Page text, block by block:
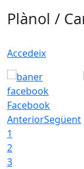
Plànol /
Accedeix
Facebook
AnteriorSegüent
1
2
3